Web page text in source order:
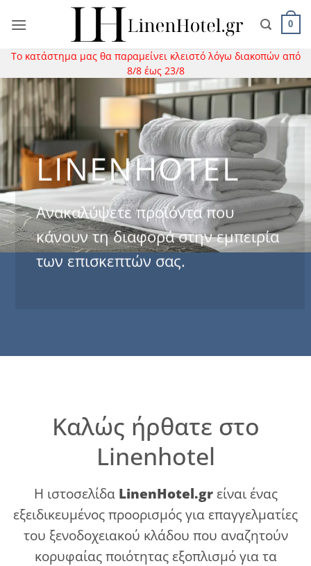
στο
0
Το κατάστημα μας θα παραμείνει κλειστό λόγω διακοπών από
8/8 έως 23/8
LINENHOTEL
Ανακαλύψετε προϊόντα που
κάνουν τη διαφορά στην εμπειρία
των επισκεπτών σας.
Kαλώς ήρθατε στο
Linenhotel
Η ιστοσελίδα LinenHotel.grείναι ένας
εξειδικευμένος προορισμός για επαγγελματίες
του ξενοδοχειακού κλάδου που αναζητούν
κορυφαίας ποιότητας εξοπλισμό για τα